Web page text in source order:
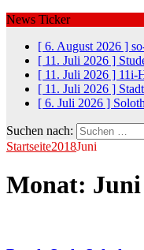
News Ticker
[ 6. August 2026 ]
[ 11. Juli 2026 ]
[ 11. Juli 2026 ] 11i-
[ 11. Juli 2026 ]
[ 6. Juli 2026 ]
Suchen nach:
Startseite2018Juni
Monat: Juni